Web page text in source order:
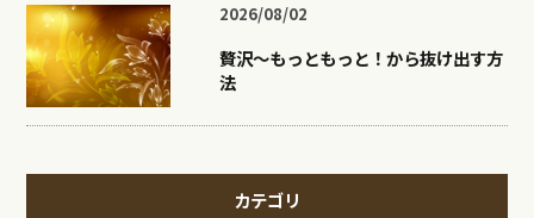
2026/08/02
贅沢〜もっともっと！から抜け出す方
法
カテゴリ